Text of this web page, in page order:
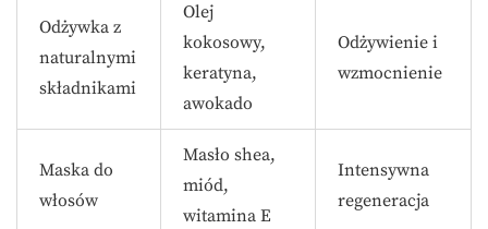
Odżywka z
naturalnymi
składnikami
Olej
kokosowy,
keratyna,
awokado
Odżywienie i
wzmocnienie
Maska do
włosów
Masło shea,
miód,
witamina E
Intensywna
regeneracja